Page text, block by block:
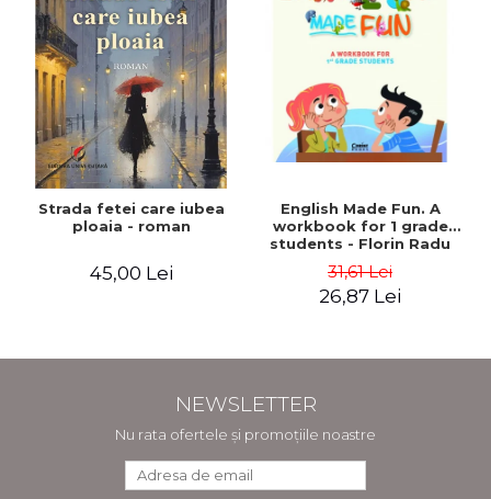
Strada fetei care iubea
ploaia - roman
45,00 Lei
English Made Fun. A
workbook for 1 grade
students - Florin Radu
Bortes
31,61 Lei
26,87 Lei
NEWSLETTER
Nu rata ofertele și promoțiile noastre